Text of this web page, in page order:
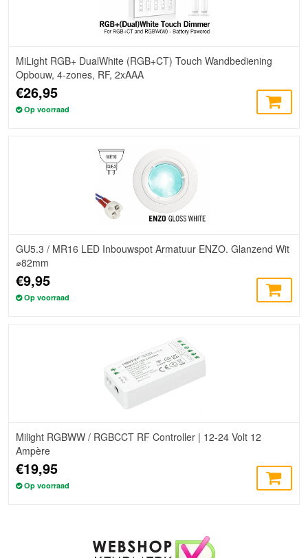
MiLight RGB+ DualWhite (RGB+CT) Touch Wandbediening
Opbouw, 4-zones, RF, 2xAAA
€26,95
Op voorraad
GU5.3 / MR16 LED Inbouwspot Armatuur ENZO. Glanzend Wit
⌀82mm
€9,95
Op voorraad
Milight RGBWW / RGBCCT RF Controller | 12-24 Volt 12
Ampère
€19,95
Op voorraad